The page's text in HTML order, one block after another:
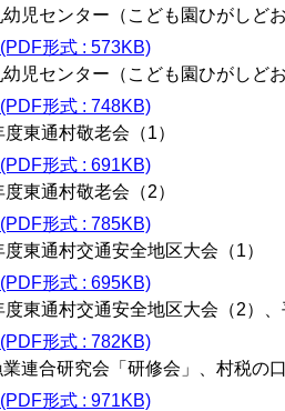
児センター（こども園ひがしど
形式 : 573KB)
児センター（こども園ひがしど
形式 : 748KB)
東通村敬老会（1）
形式 : 691KB)
東通村敬老会（2）
形式 : 785KB)
東通村交通安全地区大会（1）
形式 : 695KB)
度東通村交通安全地区大会（2）
形式 : 782KB)
連合研究会「研修会」、村税の
形式 : 971KB)